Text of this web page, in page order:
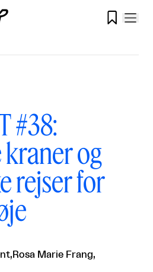

#38:
og
rejser for
, Rosa Marie Frang,